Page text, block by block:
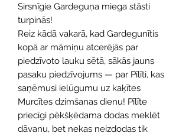
Sirsnīgie Gardeguņa miega stāsti
turpinās!
Reiz kādā vakarā, kad Gardegunītis
kopā ar māmiņu atcerējās par
piedzīvoto lauku sētā, sākās jauns
pasaku piedzīvojums — par Pīlīti, kas
saņēmusi ielūgumu uz kaķītes
Murcītes dzimšanas dienu! Pīlīte
priecīgi pēkšķēdama dodas meklēt
dāvanu, bet nekas neizdodas tik